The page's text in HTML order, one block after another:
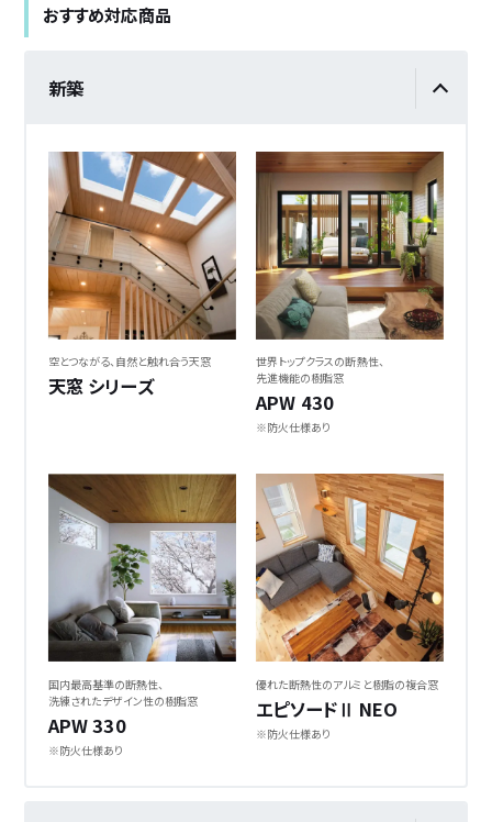
おすすめ対応商品
新築
空とつながる、 自然と触れ合う天窓
天窓 シリーズ
世界トップクラスの断熱性、
先進機能の樹脂窓
APW 430
※防火仕様あり
国内最高基準の断熱性、
洗練されたデザイン性の樹脂窓
APW 330
※防火仕様あり
優れた断熱性のアルミと樹脂の複合窓
エピソードⅡ NEO
※防火仕様あり